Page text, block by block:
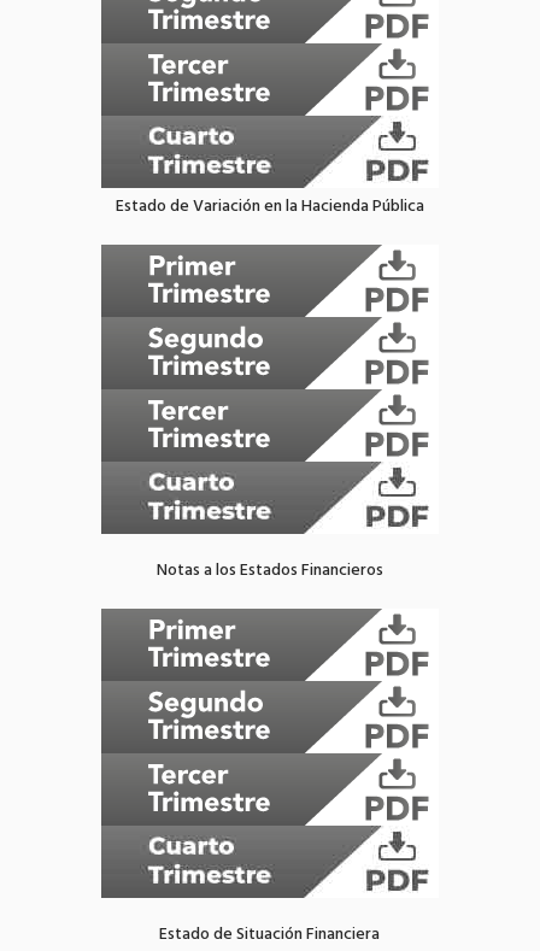
Estado de Variación en la Hacienda Pública
Notas a los Estados Financieros
Estado de Situación Financiera